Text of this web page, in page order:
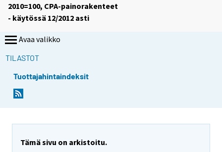
2010=100, CPA-painorakenteet
- käytössä 12/2012 asti
Avaa valikko
TILASTOT
Tuottajahintaindeksit
Tämä sivu on arkistoitu.